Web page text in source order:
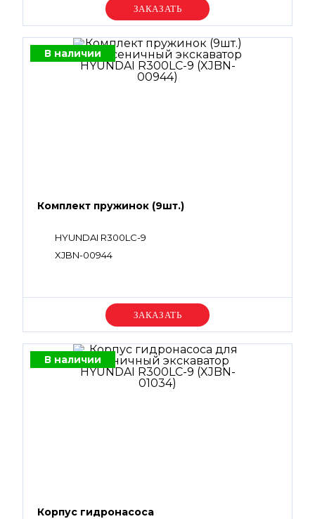
Уточняйте цену
В наличии
Комплект пружинок (9шт.)
HYUNDAI R300LC-9
XJBN-00944
Уточняйте цену
В наличии
Корпус гидронасоса